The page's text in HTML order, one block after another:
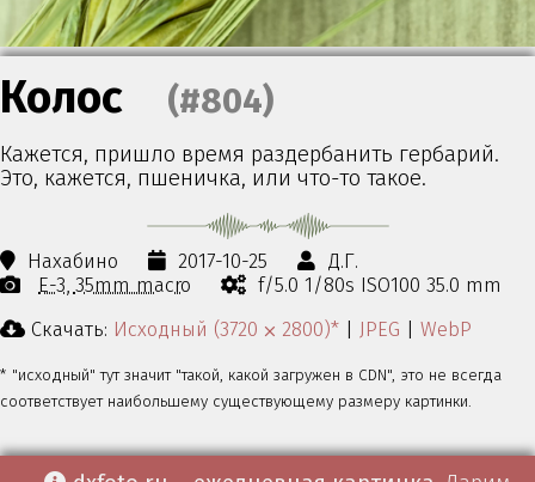
Колос (#804)
Кажется, пришло время раздербанить гербарий.
Это, кажется, пшеничка, или что-то такое.
Нахабино 2017-10-25
Д.Г.
E-3 35mm macro
f/5.0 1/80s ISO100 35.0 mm
Скачать: Исходный (3720 ⨉ 2800)* JPEG WebP
* "исходный" тут значит "такой, какой загружен в CDN", это не всегда
соответствует наибольшему существующему размеру картинки.